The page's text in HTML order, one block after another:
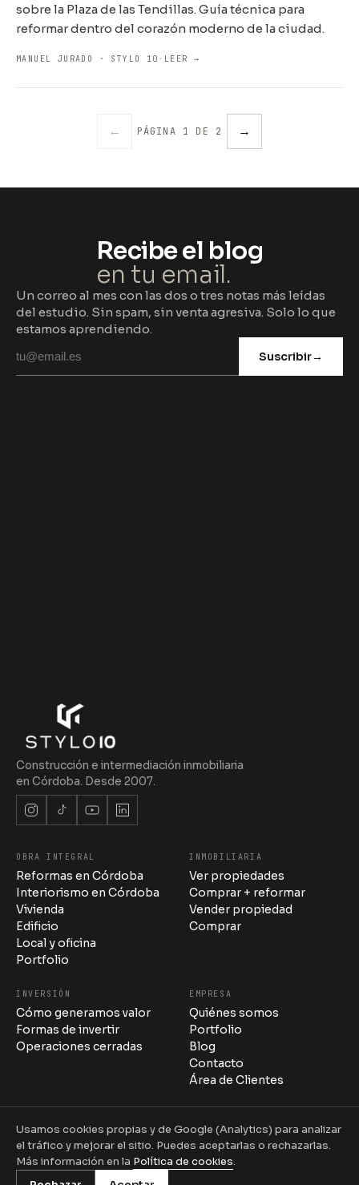
sobre la Plaza de las Tendillas. Guía técnica para
reformar dentro del corazón moderno de la ciudad.
MANUEL JURADO · STYLO 10 · LEER →
← PÁGINA 1 DE 2 →
Recibe el blog
en tu email.
Un correo al mes con las dos o tres notas más leídas
del estudio. Sin spam, sin venta agresiva. Solo lo que
estamos aprendiendo.
Suscribir→
Construcción e intermediación inmobiliaria
en Córdoba. Desde 2007.
OBRA INTEGRAL
Reformas en Córdoba
Interiorismo en Córdoba
Vivienda
Edificio
Local y oficina
Portfolio
INMOBILIARIA
Ver propiedades
Comprar + reformar
Vender propiedad
Comprar
INVERSIÓN
Cómo generamos valor
Formas de invertir
Operaciones cerradas
EMPRESA
Quiénes somos
Portfolio
Blog
Contacto
Área de Clientes
© 2026 Interiorismo Stylo 10 S.L. · Todos los derechos
reservados
Stylo 10 · Estudio
10:42
Usamos cookies propias y de Google (Analytics) para analizar
el tráfico y mejorar el sitio. Puedes aceptarlas o rechazarlas.
Más información en la Política de cookies.